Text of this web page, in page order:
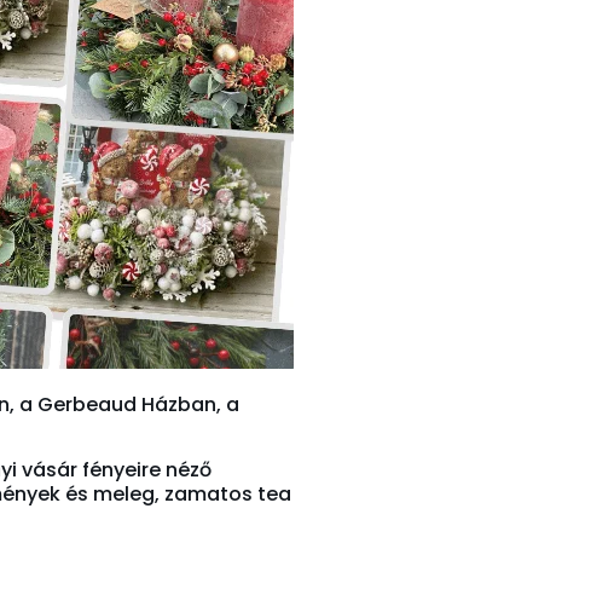
a Gerbeaud Házban, a
vásár fényeire néző
és meleg, zamatos tea